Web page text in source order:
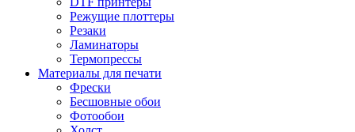
Режущие плоттеры
Резаки
Ламинаторы
Термопрессы
Материалы для печати
Фрески
Бесшовные обои
Фотообои